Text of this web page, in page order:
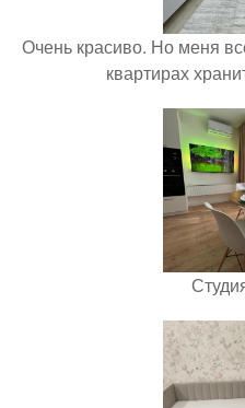
Очень красиво. Но меня
квартирах